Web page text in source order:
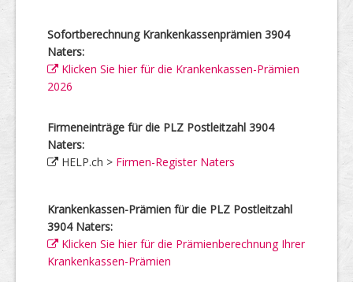
Sofortberechnung Krankenkassenprämien 3904
Naters:
Klicken Sie hier für die Krankenkassen-Prämien
2026
Firmeneinträge für die PLZ Postleitzahl 3904
Naters:
HELP.ch > Firmen-Register Naters
Krankenkassen-Prämien für die PLZ Postleitzahl
3904 Naters:
Klicken Sie hier für die Prämienberechnung Ihrer
Krankenkassen-Prämien